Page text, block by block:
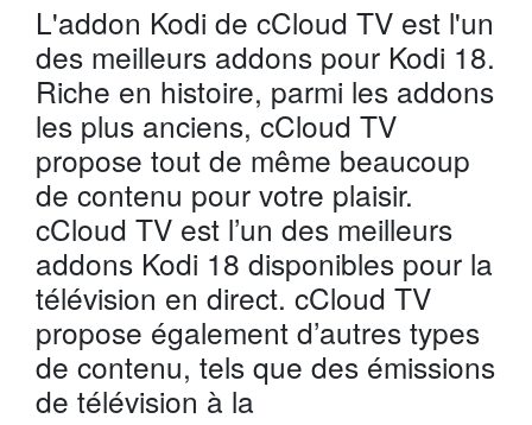
L'addon Kodi de cCloud TV est l'un
des meilleurs addons pour Kodi 18.
Riche en histoire, parmi les addons
les plus anciens, cCloud TV
propose tout de même beaucoup
de contenu pour votre plaisir.
cCloud TV est l’un des meilleurs
addons Kodi 18 disponibles pour la
télévision en direct. cCloud TV
propose également d’autres types
de contenu, tels que des émissions
de télévision à la